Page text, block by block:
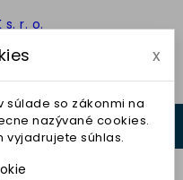


x
súlade so zákonmi na
nazývané cookies.
vyjadrujete súhlas.